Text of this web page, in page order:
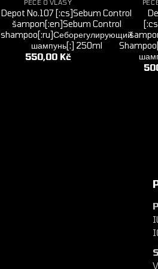
PÉČE O VLASY
Depot No.107 [:cs]Sebum Control
šampon[:en]Sebum Control
shampoo[:ru]Себорегулирующий
шампунь[:] 250ml
550,00 Kč